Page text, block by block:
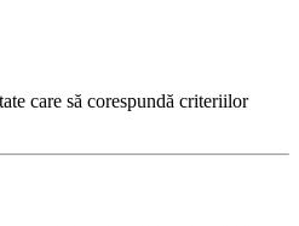
care să corespundă criteriilor